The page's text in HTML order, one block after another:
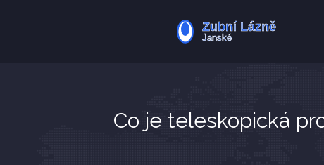
Co je teleskopická